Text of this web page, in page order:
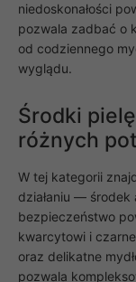
niedoskonałości
pozwala zadbać o
od codziennego
wyglądu.
Środki
różnych
W tej kategorii
działaniu —
bezpieczeństwo
kwarcytowi i
oraz delikatne
pozwala